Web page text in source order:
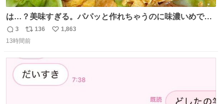
は…？美味すぎる。パパッと作れちゃうのに味濃いめで満
足感エグいの天才だろ🥹
返
信
3
リ
ポ
ト
数
136
い
数
1,863
13時間前